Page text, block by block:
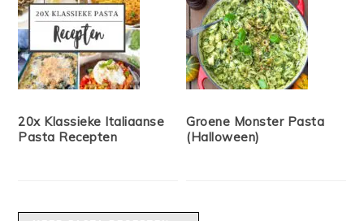
20x Klassieke Italiaanse
Pasta Recepten
Groene Monster Pasta
(Halloween)